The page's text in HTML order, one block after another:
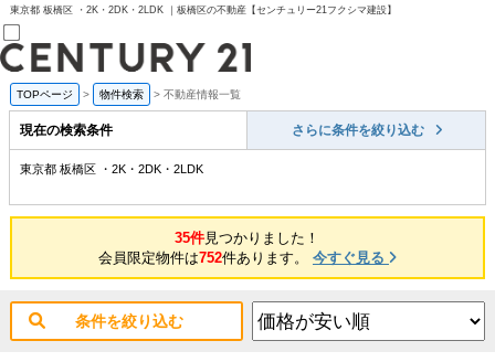
東京都 板橋区 ・2K・2DK・2LDK ｜板橋区の不動産【センチュリー21フクシマ建設】
売買部
0120-800-844
賃貸部
03-6912-3505
会員メニュー
新規会員登録
お気に入り物件一覧
物件閲覧履歴
物件を探す
購入TOP
条件から探す
TOPページ > 物件検索 > 不動産情報一覧
現在の検索条件 さらに条件を絞り込む
東京都 板橋区 ・2K・2DK・2LDK
35件見つかりました！
会員限定物件は752件あります。 今すぐ見る
条件を絞り込む